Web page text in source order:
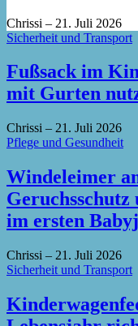
Chrissi – 21. Juli 2026
Sicherheit und Transport
Fußsack im
mit Gurten
Chrissi – 21. Juli 2026
Pflege und Gesundheit
Windeleimer
im ersten
Chrissi – 21. Juli 2026
Sicherheit und Transport